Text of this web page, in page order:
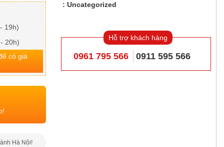
19h)
20h)
có giá
Hà Nội!
Uncategorized
Hỗ trợ khách hàng
0961 795 566 0911 595 566